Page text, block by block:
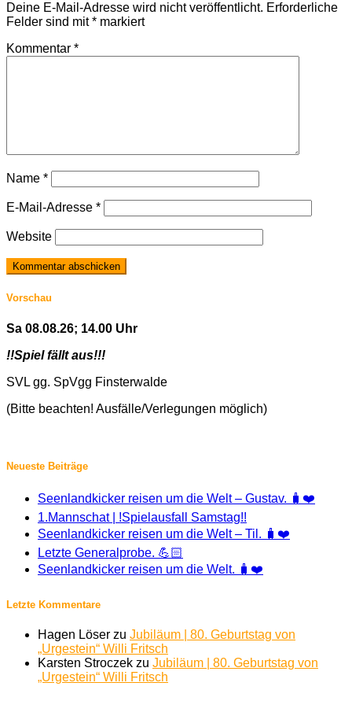
Deine E-Mail-Adresse wird nicht veröffentlicht. Erforderliche
Felder sind mit* markiert
Kommentar *
Name *
E-Mail-Adresse *
Website
Vorschau
Sa 08.08.26; 14.00 Uhr
!!Spiel fällt aus!!!
SVL gg. SpVgg Finsterwalde
(Bitte beachten! Ausfälle/Verlegungen möglich)
Neueste Beiträge
Seenlandkicker reisen um die Welt – Gustav. 🧳❤️
1.Mannschat | !Spielausfall Samstag!!
Seenlandkicker reisen um die Welt – Til. 🧳❤️
Letzte Generalprobe. 💪🏻
Seenlandkicker reisen um die Welt. 🧳❤️
Letzte Kommentare
Hagen Löser zu Jubiläum | 80. Geburtstag von
„Urgestein“ Willi Fritsch
Karsten Stroczek zu Jubiläum | 80. Geburtstag von
„Urgestein“ Willi Fritsch